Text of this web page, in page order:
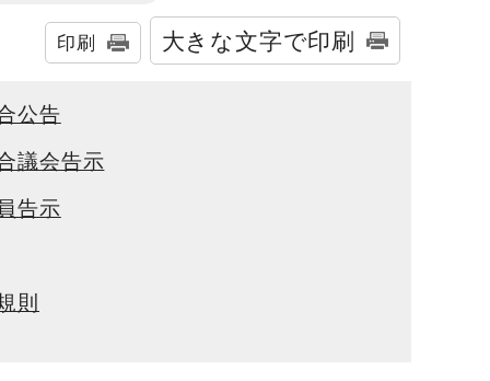
印刷 大きな文字で印刷
公告
議会告示
告示
則